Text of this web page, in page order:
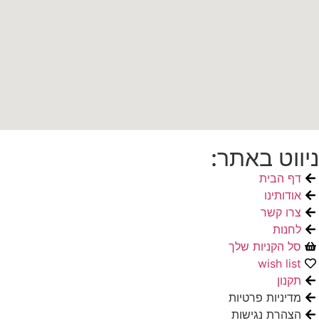
ניווט באתר:
דף הבית
אודותינו
צרו קשר
לחנות
סל הקניות שלך
wish list
תקנון
מדיניות פרטיות
הצהרת נגישות